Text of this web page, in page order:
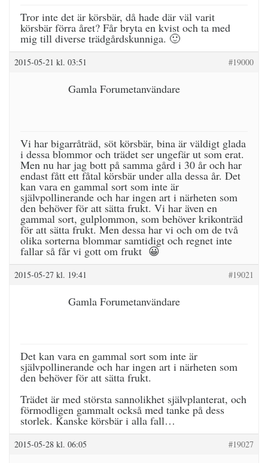
Tror inte det är körsbär, då hade där väl varit
körsbär förra året? Får bryta en kvist och ta med
mig till diverse trädgårdskunniga. 🙂
2015-05-21 kl. 03:51 #19000
Gamla Forumetanvändare
Vi har bigarråträd, söt körsbär, bina är väldigt glada
i dessa blommor och trädet ser ungefär ut som erat.
Men nu har jag bott på samma gård i 30 år och har
endast fått ett fåtal körsbär under alla dessa år. Det
kan vara en gammal sort som inte är
självpollinerande och har ingen art i närheten som
den behöver för att sätta frukt. Vi har även en
gammal sort, gulplommon, som behöver krikonträd
för att sätta frukt. Men dessa har vi och om de två
olika sorterna blommar samtidigt och regnet inte
fallar så får vi gott om frukt 😀
2015-05-27 kl. 19:41 #19021
Gamla Forumetanvändare
Det kan vara en gammal sort som inte är
självpollinerande och har ingen art i närheten som
den behöver för att sätta frukt.
Trädet är med största sannolikhet självplanterat, och
förmodligen gammalt också med tanke på dess
storlek. Kanske körsbär i alla fall…
2015-05-28 kl. 06:05 #19027